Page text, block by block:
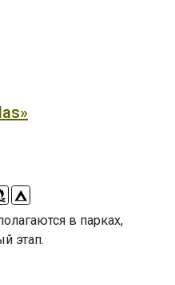
в парках,
этап.